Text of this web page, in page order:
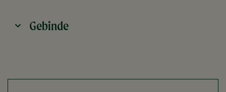
Gebinde